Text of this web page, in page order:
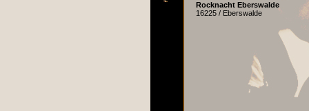
Rocknacht Eberswalde
16225 / Eberswalde